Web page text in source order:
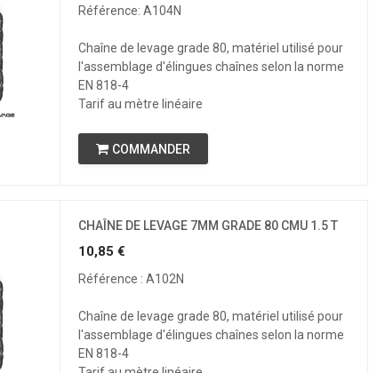
Référence: A104N
Chaîne de levage grade 80, matériel utilisé pour
l'assemblage d'élingues chaînes selon la norme
EN 818-4
Tarif au mètre linéaire
COMMANDER
CHAÎNE DE LEVAGE 7MM GRADE 80 CMU 1.5 T
10,85 €
Référence : A102N
Chaîne de levage grade 80, matériel utilisé pour
l'assemblage d'élingues chaînes selon la norme
EN 818-4